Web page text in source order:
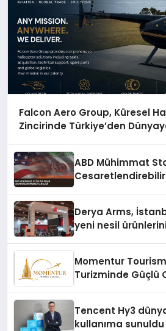
Falcon Aero Group, Küresel
Zincirinde Türkiye’den
ABD Mühimmat
Derya Arms,
yeni nesil
Momentur
Turizminde Güçlü
Tencent Hy3
kullanıma sunuldu